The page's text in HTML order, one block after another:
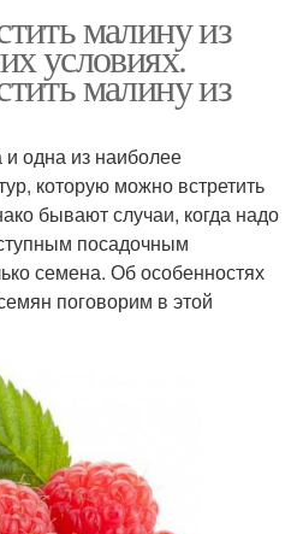
малину из
условиях.
малину из
одна из наиболее
которую можно встретить
бывают случаи, когда надо
посадочным
семена. Об особенностях
поговорим в этой